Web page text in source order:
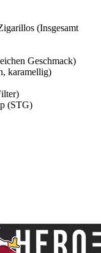
(Insgesamt
Geschmack)
karamellig)
(STG)